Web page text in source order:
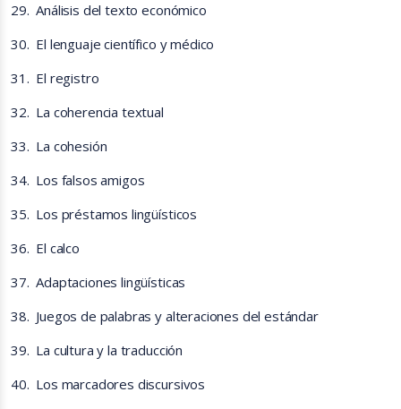
29. Análisis del texto económico
30. El lenguaje científico y médico
31. El registro
32. La coherencia textual
33. La cohesión
34. Los falsos amigos
35. Los préstamos lingüísticos
36. El calco
37. Adaptaciones lingüísticas
38. Juegos de palabras y alteraciones del estándar
39. La cultura y la traducción
40. Los marcadores discursivos